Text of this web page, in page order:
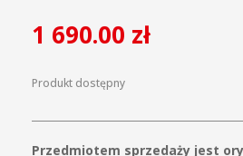
1 690.00 zł
Produkt dostępny
Przedmiotem sprzedaży jest